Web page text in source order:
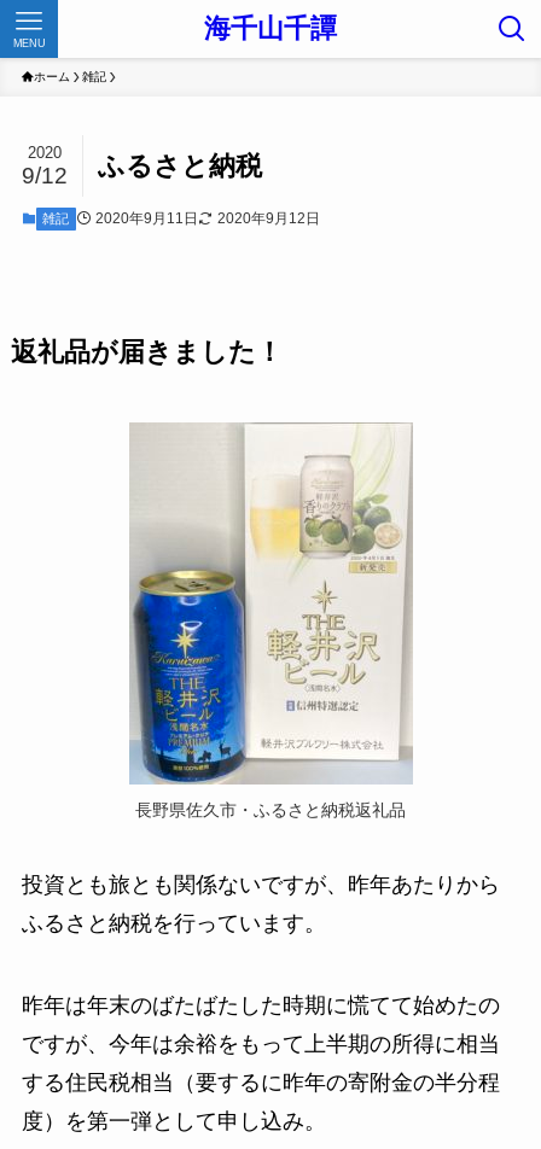
海千山千譚
MENU
ホーム 雑記
ふるさと納税
2020
9/12
雑記 2020年9月11日 2020年9月12日
返礼品が届きました！
長野県佐久市・ふるさと納税返礼品
投資とも旅とも関係ないですが、昨年あたりから
ふるさと納税を行っています。
昨年は年末のばたばたした時期に慌てて始めたの
ですが、今年は余裕をもって上半期の所得に相当
する住民税相当（要するに昨年の寄附金の半分程
度）を第一弾として申し込み。